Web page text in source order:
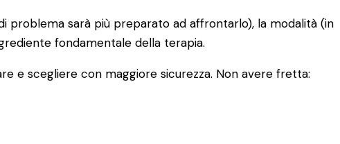
problema sarà più preparato ad affrontarlo), la modalità (in
fondamentale della terapia.
e scegliere con maggiore sicurezza. Non avere fretta: